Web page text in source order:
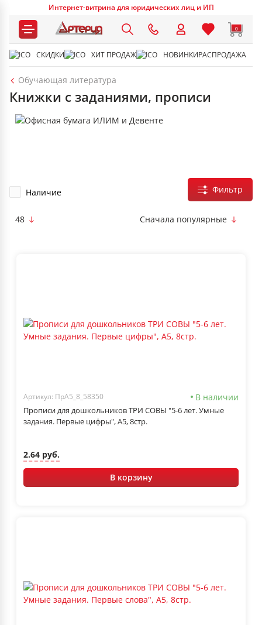
Интернет-витрина для юридических лиц и ИП
0
СКИДКИ ХИТ ПРОДАЖ НОВИНКИРАСПРОДАЖА
Обучающая литература
Книжки с заданиями, прописи
Наличие
48 Сначала популярные
Фильтр
Артикул: ПрА5_8_58350 В наличии
Прописи для дошкольников ТРИ СОВЫ "5-6 лет. Умные
задания. Первые цифры", А5, 8стр.
2.64 руб.
В корзину